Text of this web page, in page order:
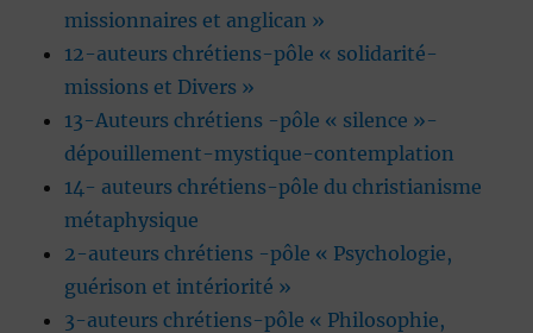
missionnaires et anglican »
12-auteurs chrétiens-pôle « solidarité-
missions et Divers »
13-Auteurs chrétiens -pôle « silence »-
dépouillement-mystique-contemplation
14- auteurs chrétiens-pôle du christianisme
métaphysique
2-auteurs chrétiens -pôle « Psychologie,
guérison et intériorité »
3-auteurs chrétiens-pôle « Philosophie,